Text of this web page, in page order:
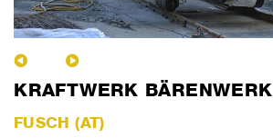
KRAFTWERK BÄRENWERK
FUSCH (AT)